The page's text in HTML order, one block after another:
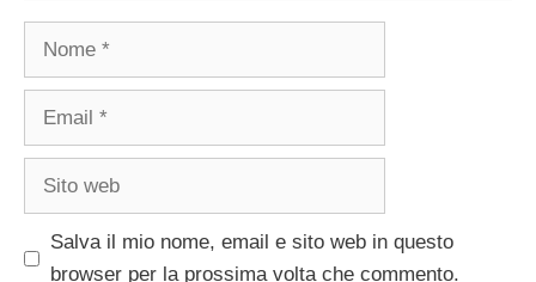
Nome
Email
Sito
Salva il mio nome, email e sito web in questo
browser per la prossima volta che commento.